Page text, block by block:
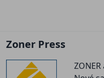
Zoner Press
ZONER